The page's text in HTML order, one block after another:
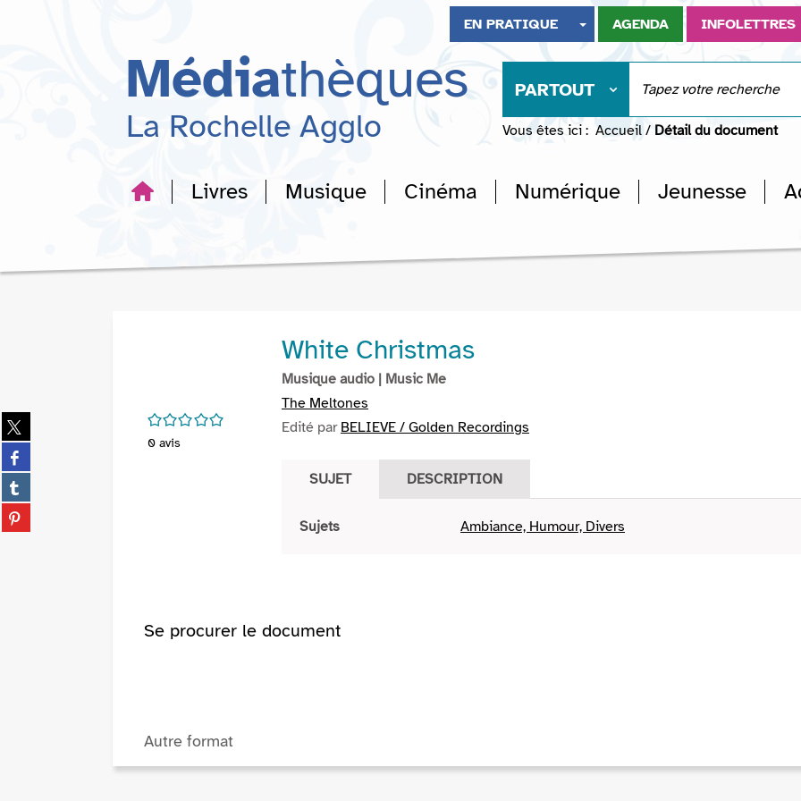
recherche
EN PRATIQUE AGENDA INFOLETTRES
Médiathèques
La Rochelle Agglo
PARTOUT
Vous êtes ici : Accueil / Détail du document
Livres Musique Cinéma Numérique Jeunesse
Partager
sur
twitter
(Nouvelle
fenêtre)
Partager
sur
facebook
(Nouvelle
fenêtre)
Partager
sur
tumblr
Partager
sur
/5
0 avis
White Christmas
Musique audio | Music Me
The Meltones
Edité par BELIEVE / Golden Recordings
SUJET DESCRIPTION
Sujets Ambiance, Humour, Divers
Se procurer le document
Autre format